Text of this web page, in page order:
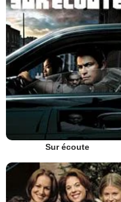
Sur écoute